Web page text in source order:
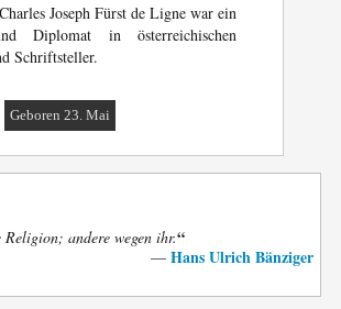
Charles Joseph Fürst de Ligne war ein
Diplomat in österreichischen
Schriftsteller.
Geboren 23. Mai
andere wegen ihr.“
— Hans Ulrich Bänziger